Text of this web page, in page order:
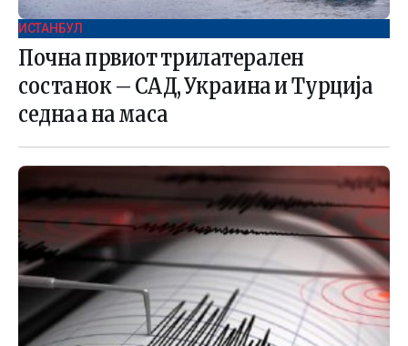
ИСТАНБУЛ
Почна првиот трилатерален
состанок – САД, Украина и Турција
седнаа на маса